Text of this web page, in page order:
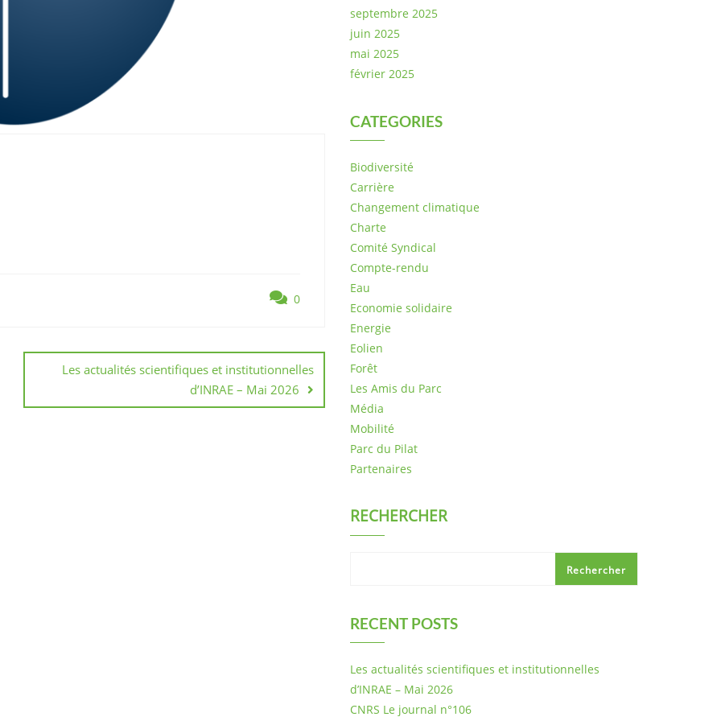
0
Les actualités scientifiques et institutionnelles
d’INRAE – Mai 2026
septembre 2025
juin 2025
mai 2025
février 2025
CATEGORIES
Biodiversité
Carrière
Changement climatique
Charte
Comité Syndical
Compte-rendu
Eau
Economie solidaire
Energie
Eolien
Forêt
Les Amis du Parc
Média
Mobilité
Parc du Pilat
Partenaires
RECHERCHER
Rechercher
RECENT POSTS
Les actualités scientifiques et institutionnelles
d’INRAE – Mai 2026
CNRS Le journal n°106